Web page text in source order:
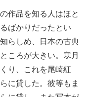
作品を知る人はほと
ばかりだったとい
らしめ、日本の古典
ころが大きい。寒月
り、これを尾崎紅
に貸した。彼等もま